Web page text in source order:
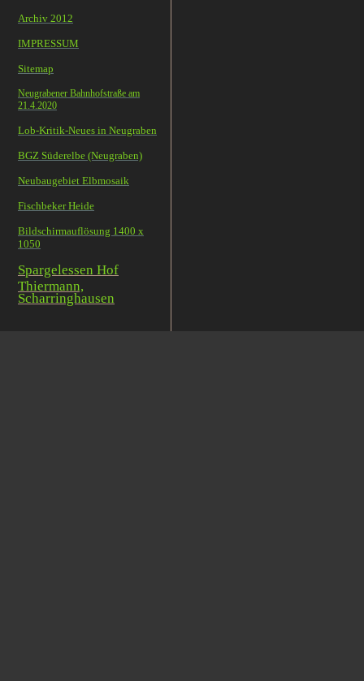
Archiv 2012
IMPRESSUM
Sitemap
Neugrabener Bahnhofstraße am
21.4.2020
Lob-Kritik-Neues in Neugraben
BGZ Süderelbe (Neugraben)
Neubaugebiet Elbmosaik
Fischbeker Heide
Bildschirmauflösung 1400 x
1050
Spargelessen Hof
Thiermann,
Scharringhausen